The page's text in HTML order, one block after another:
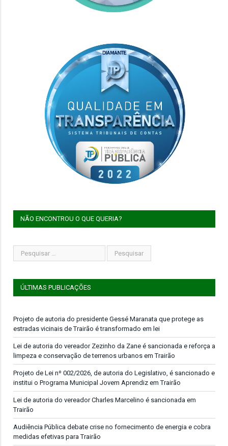
NÃO ENCONTROU O QUE QUERIA?
ÚLTIMAS PUBLICAÇÕES
Projeto de autoria do presidente Gessé Maranata que protege as
estradas vicinais de Trairão é transformado em lei
Lei de autoria do vereador Zezinho da Zane é sancionada e reforça a
limpeza e conservação de terrenos urbanos em Trairão
Projeto de Lei nº 002/2026, de autoria do Legislativo, é sancionado e
institui o Programa Municipal Jovem Aprendiz em Trairão
Lei de autoria do vereador Charles Marcelino é sancionada em
Trairão
Audiência Pública debate crise no fornecimento de energia e cobra
medidas efetivas para Trairão